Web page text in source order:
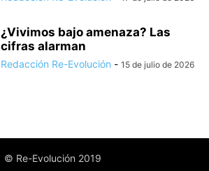
¿Vivimos bajo amenaza? Las
cifras alarman
Redacción Re-Evolución - 15 de julio de 2026
© Re-Evolución 2019